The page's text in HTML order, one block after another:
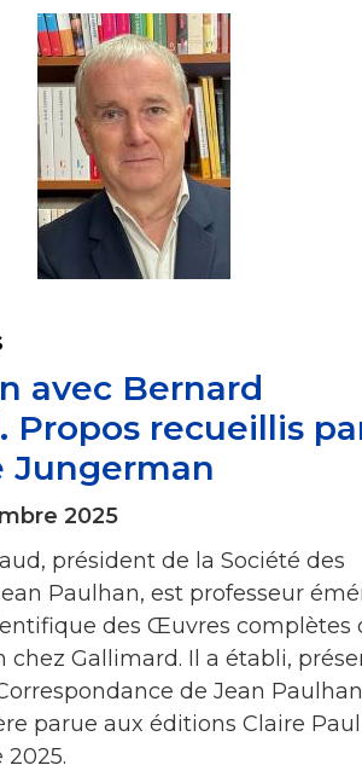
avec Bernard
Propos recueillis
Jungerman
2025
président de la Société des
Paulhan, est professeur
des Œuvres complètes
chez Gallimard. Il a établi,
de Jean
parue aux éditions Claire